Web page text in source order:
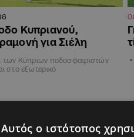
Κυπριανού,
για Σιέλη
των Κύπριων ποδοσφαιριστών
στο εξωτερικό
Αυτός ο ιστότοπος